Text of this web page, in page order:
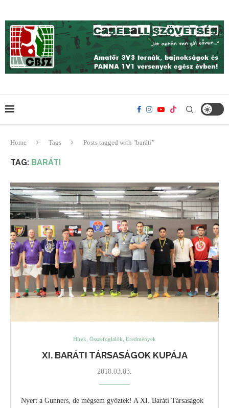
Home Tags Posts tagged with "baráti"
TAG: BARÁTI
Hírek, Összefoglalók, Eredmények
XI. BARÁTI TÁRSASÁGOK KUPÁJA
2018.03.03.
Nyert a Gunners, de mégsem győztek! A XI. Baráti Társaságok